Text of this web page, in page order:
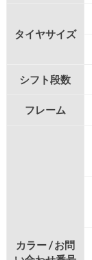
タイヤサイズ
シフト段数
フレーム
カラー / お問